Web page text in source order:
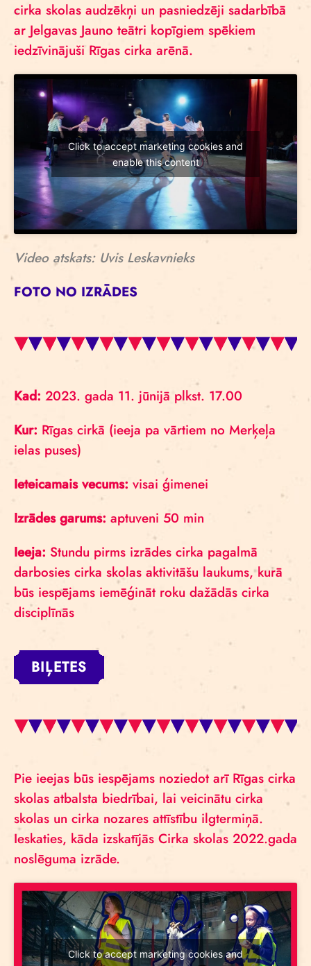
cirka skolas audzēkņi un pasniedzēji sadarbībā
ar Jelgavas Jauno teātri kopīgiem spēkiem
iedzīvinājuši Rīgas cirka arēnā.
Click to accept marketing cookies and
enable this content
Video atskats: Uvis Leskavnieks
FOTO NO IZRĀDES
Kad: 2023. gada 11. jūnijā plkst. 17.00
Kur: Rīgas cirkā (ieeja pa vārtiem no Merķeļa
ielas puses)
Ieteicamais vecums: visai ģimenei
Izrādes garums: aptuveni 50 min
Ieeja: Stundu pirms izrādes cirka pagalmā
darbosies cirka skolas aktivitāšu laukums, kurā
būs iespējams iemēģināt roku dažādās cirka
disciplīnās
BIĻETES
Pie ieejas būs iespējams noziedot arī Rīgas cirka
skolas atbalsta biedrībai, lai veicinātu cirka
skolas un cirka nozares attīstību ilgtermiņā.
Ieskaties, kāda izskatījās Cirka skolas 2022.gada
noslēguma izrāde.
Click to accept marketing cookies and